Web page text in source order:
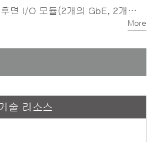
(2개의 GbE, 2개의 COM, 5개의 USB 포함)
More
술 리소스